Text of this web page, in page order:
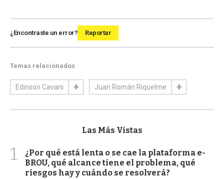
¿Encontraste un error? Reportar
Temas relacionados
Edinson Cavani Juan Román Riquelme
Las Más Vistas
1
¿Por qué está lenta o se cae la plataforma e-
BROU, qué alcance tiene el problema, qué
riesgos hay y cuándo se resolverá?